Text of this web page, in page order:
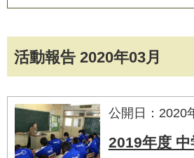
活動報告 2020年03月
公開日：2020
2019年度